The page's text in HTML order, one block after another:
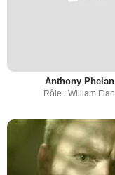
Anthony Phelan
Rôle : William Fian